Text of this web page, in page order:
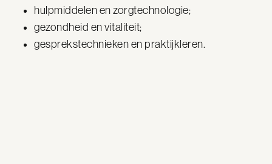
hulpmiddelen en zorgtechnologie;
gezondheid en vitaliteit;
gesprekstechnieken en praktijkleren.